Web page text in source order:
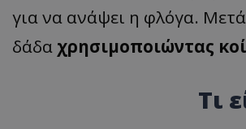
για να ανάψει η φλόγα.
δάδα χρησιμοποιώντας
Τι